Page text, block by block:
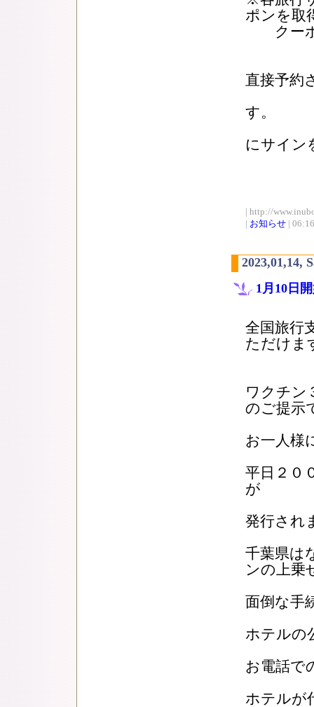
ポンを取
クーポ
直接予約
す。
にサイン
| http://
| お知らせ |
2023,01,14,
1月10日
全国旅行
ただけま
ワクチン
のご提示
お一人様
平日２０
が
発行され
千葉県は
ンの上乗
面倒な手
ホテルの
お電話で
ホテルが